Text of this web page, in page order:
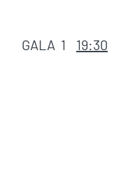
GALA 1 19:30